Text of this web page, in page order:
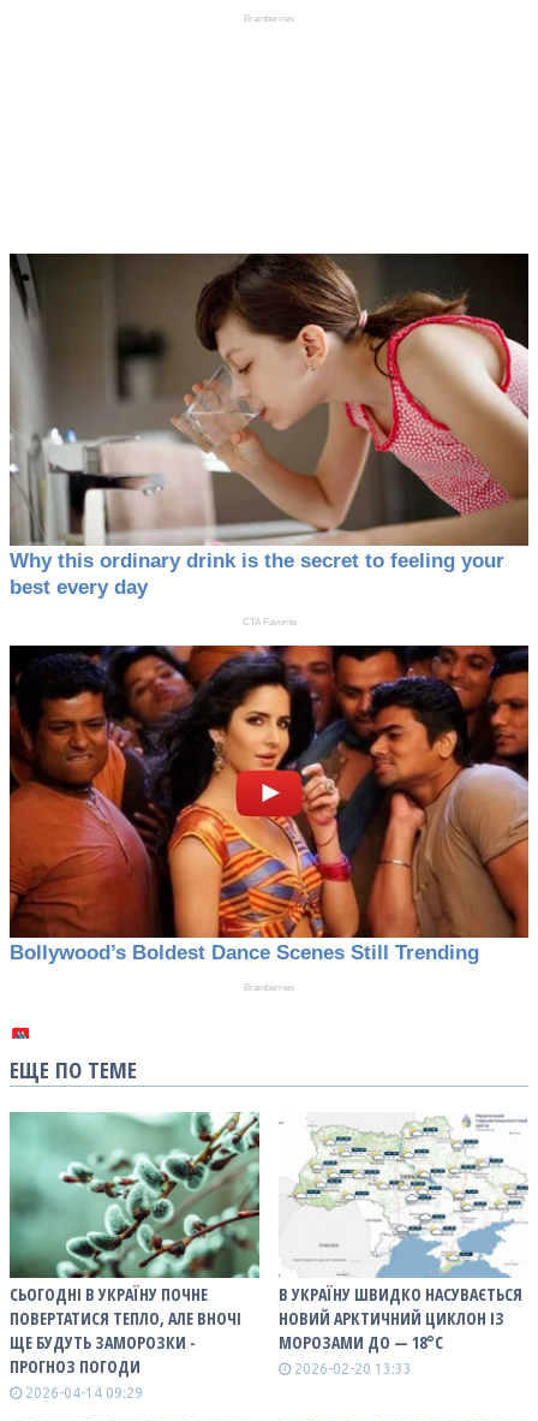
ЕЩЕ ПО ТЕМЕ
СЬОГОДНІ В УКРАЇНУ ПОЧНЕ
ПОВЕРТАТИСЯ ТЕПЛО, АЛЕ ВНОЧІ
ЩЕ БУДУТЬ ЗАМОРОЗКИ -
ПРОГНОЗ ПОГОДИ
2026-04-14 09:29
В УКРАЇНУ ШВИДКО НАСУВАЄТЬСЯ
НОВИЙ АРКТИЧНИЙ ЦИКЛОН ІЗ
МОРОЗАМИ ДО — 18°С
2026-02-20 13:33